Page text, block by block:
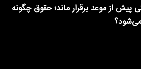
پیش از موعد برقرار ماند؛ حقوق چگونه